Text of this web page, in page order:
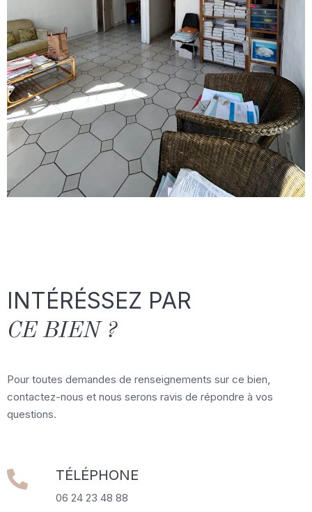
INTÉRÉSSEZ PAR
CE BIEN ?
Pour toutes demandes de renseignements sur ce bien,
contactez-nous et nous serons ravis de répondre à vos
questions.
TÉLÉPHONE
06 24 23 48 88